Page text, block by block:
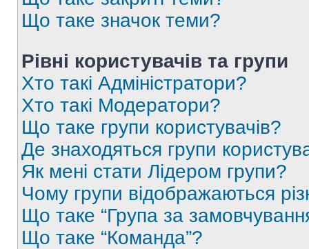
Що таке значок теми?
Рівні користувачів та групи
Хто такі Адміністратори?
Хто такі Модератори?
Що таке групи користувачів?
Де знаходяться групи
Як мені стати Лідером групи?
Чому групи відображаються
Що таке “Група за
Що таке “Команда”?